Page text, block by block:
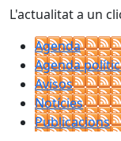
L'actualitat a un
Agenda
Agenda
Avisos
Notícies
Publicacions